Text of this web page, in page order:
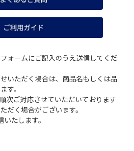
ォームにご記入のうえ送信してくだ
いただく場合は、商品名もしくは品
す。
次ご対応させていただいております
だく場合がございます。
たします。